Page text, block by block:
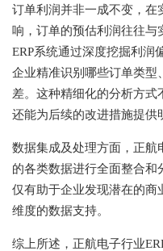
订单利润并非一成不变，在
响，订单的预估利润往往与
ERP系统通过深度挖掘利润
企业精准识别哪些订单类型
差。这种精细化的分析方式
还能为后续的改进措施提供
数据集成及处理方面，正航
的各类数据进行全面整合和
仅有助于企业发现潜在的商
维度的数据支持。
综上所述，正航电子行业